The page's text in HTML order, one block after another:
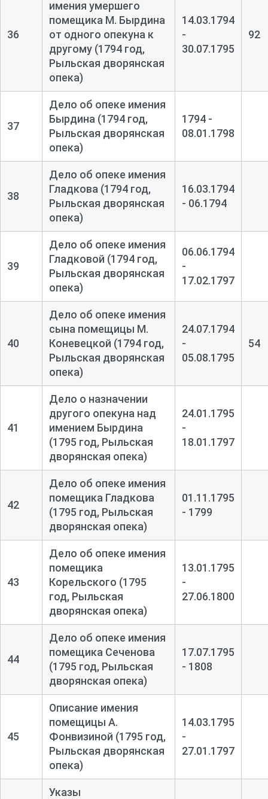
36
имения умершего
помещика М. Бырдина
от одного опекуна к
другому (1794 год,
Рыльская дворянская
опека)
14.03.1794
-
30.07.1795
92
37
Дело об опеке имения
Бырдина (1794 год,
Рыльская дворянская
опека)
1794 -
08.01.1798
38
Дело об опеке имения
Гладкова (1794 год,
Рыльская дворянская
опека)
16.03.1794
- 06.1794
39
Дело об опеке имения
Гладковой (1794 год,
Рыльская дворянская
опека)
06.06.1794
-
17.02.1797
40
Дело об опеке имения
сына помещицы М.
Коневецкой (1794 год,
Рыльская дворянская
опека)
24.07.1794
-
05.08.1795
54
41
Дело о назначении
другого опекуна над
имением Бырдина
(1795 год, Рыльская
дворянская опека)
24.01.1795
-
18.01.1797
42
Дело об опеке имения
помещика Гладкова
(1795 год, Рыльская
дворянская опека)
01.11.1795
- 1799
43
Дело об опеке имения
помещика
Корельского (1795
год, Рыльская
дворянская опека)
13.01.1795
-
27.06.1800
44
Дело об опеке имения
помещика Сеченова
(1795 год, Рыльская
дворянская опека)
17.07.1795
- 1808
45
Описание имения
помещицы А.
Фонвизиной (1795 год,
Рыльская дворянская
опека)
14.03.1795
-
27.01.1797
Указы